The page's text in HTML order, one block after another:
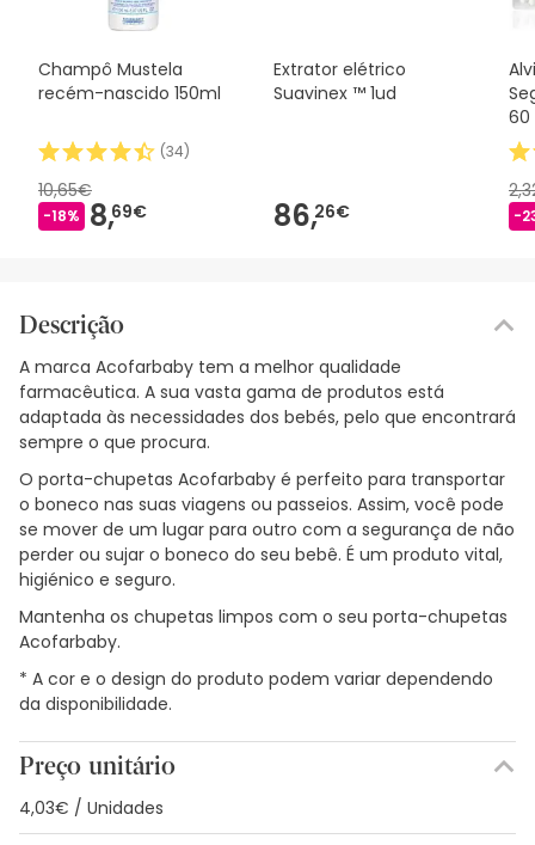
Champô Mustela
recém-nascido 150ml
(34)
10,65€
-18% 8,69€
Extrator elétrico
Suavinex ™ 1ud
86,26€
60
-
Descrição
A marca Acofarbaby tem a melhor qualidade
farmacêutica. A sua vasta gama de produtos está
adaptada às necessidades dos bebés, pelo que encontrará
sempre o que procura.
O porta-chupetas Acofarbaby é perfeito para transportar
o boneco nas suas viagens ou passeios. Assim, você pode
se mover de um lugar para outro com a segurança de não
perder ou sujar o boneco do seu bebê. É um produto vital,
higiénico e seguro.
Mantenha os chupetas limpos com o seu porta-chupetas
Acofarbaby.
* A cor e o design do produto podem variar dependendo
da disponibilidade.
Preço unitário
4,03€ / Unidades